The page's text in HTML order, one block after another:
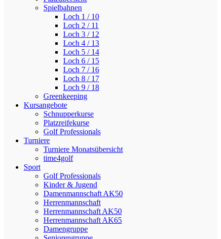
Spielbahnen
Loch 1 / 10
Loch 2 / 11
Loch 3 / 12
Loch 4 / 13
Loch 5 / 14
Loch 6 / 15
Loch 7 / 16
Loch 8 / 17
Loch 9 / 18
Greenkeeping
Kursangebote
Schnupperkurse
Platzreifekurse
Golf Professionals
Turniere
Turniere Monatsübersicht
time4golf
Sport
Golf Professionals
Kinder & Jugend
Damenmannschaft AK50
Herrenmannschaft
Herrenmannschaft AK50
Herrenmannschaft AK65
Damengruppe